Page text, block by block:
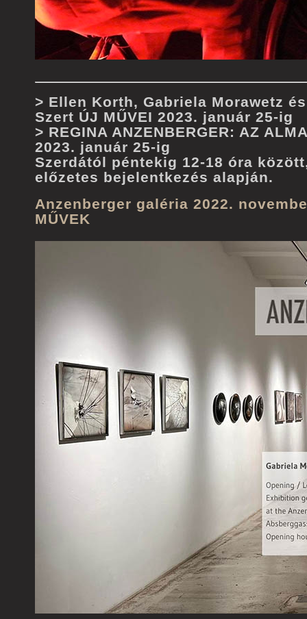
> Ellen Korth, Gabriela Morawetz
Szert ÚJ MŰVEI 2023. január 25-ig
> REGINA ANZENBERGER: AZ
2023. január 25-ig
Szerdától péntekig 12-18 óra
előzetes bejelentkezés alapján.
Anzenberger galéria 2022.
MŰVEK